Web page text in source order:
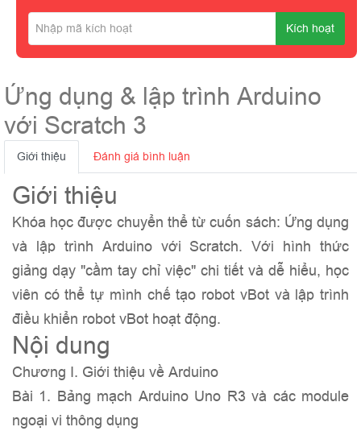
Kích hoạt
Ứng dụng & lập trình Arduino
với Scratch 3
Giới thiệu Đánh giá bình luận
Giới thiệu
Khóa học được chuyển thể từ cuốn sách: Ứng dụng
và lập trình Arduino với Scratch. Với hình thức
giảng dạy "cầm tay chỉ việc" chi tiết và dễ hiểu, học
viên có thể tự mình chế tạo robot vBot và lập trình
điều khiển robot vBot hoạt động.
Nội dung
Chương I. Giới thiệu về Arduino
Bài 1. Bảng mạch Arduino Uno R3 và các module
ngoại vi thông dụng